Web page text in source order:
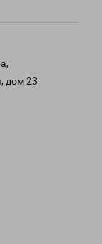
дом 23